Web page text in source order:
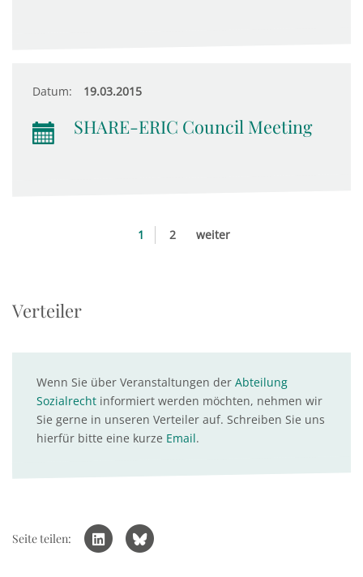
Datum: 19.03.2015
SHARE-ERIC Council Meeting
1 2 weiter
Verteiler
Wenn Sie über Veranstaltungen der Abteilung
Sozialrecht informiert werden möchten, nehmen wir
Sie gerne in unseren Verteiler auf. Schreiben Sie uns
hierfür bitte eine kurze Email.
Seite teilen: